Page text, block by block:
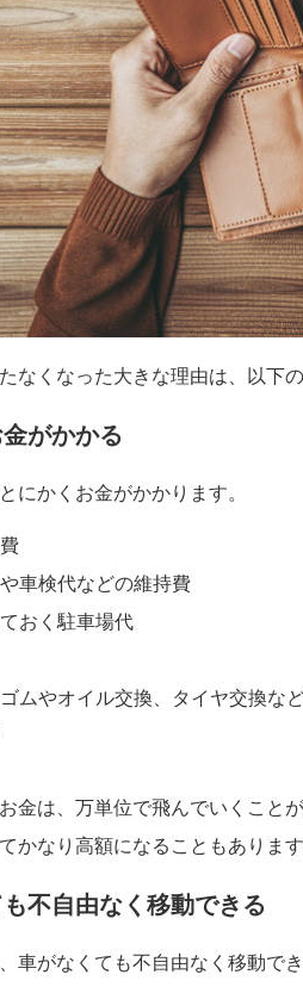
なくなった大きな理由は、以下
がかかる
にかくお金がかかります。
車検代などの維持費
おく駐車場代
ムやオイル交換、タイヤ交換な
金は、万単位で飛んでいくこと
かなり高額になることもあります
不自由なく移動できる
車がなくても不自由なく移動で